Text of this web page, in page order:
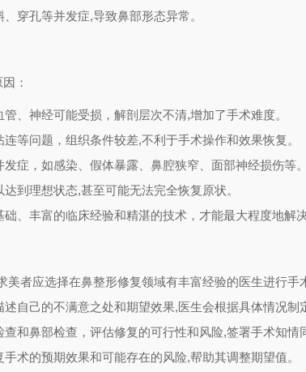
、穿孔等并发症,导致鼻部形态异常。
：
、神经可能受损，解剖层次不清,增加了手术难度。
等问题，组织条件较差,不利于手术操作和效果恢复。
症，如感染、假体暴露、鼻腔狭窄、面部神经损伤等。
到理想状态,甚至可能无法完全恢复原状。
、丰富的临床经验和精湛的技术，才能最大程度地解
者应选择在鼻整形修复领域有丰富经验的医生进行手
自己的不满意之处和期望效果,医生会根据具体情况制
和鼻部检查，评估修复的可行性和风险,签署手术知情
术的预期效果和可能存在的风险,帮助其调整期望值。